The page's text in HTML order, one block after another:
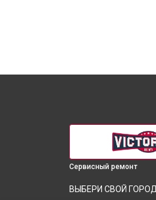
Сервисный ремонт
ВЫБЕРИ СВОЙ ГОРОД